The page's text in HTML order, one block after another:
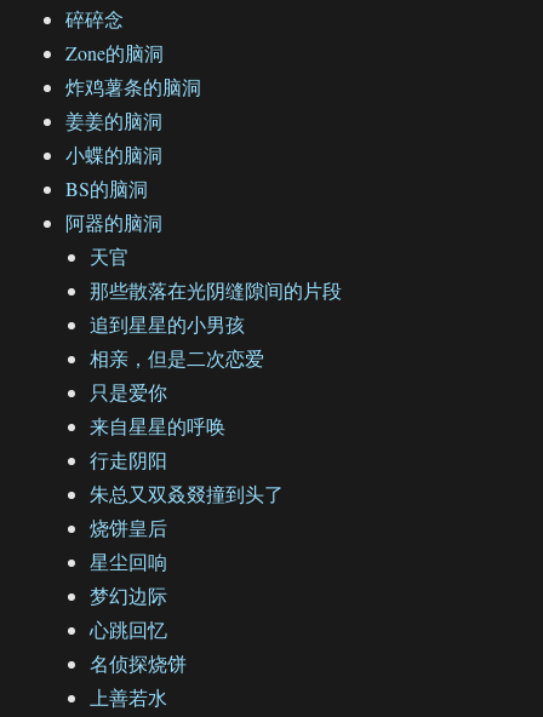
碎碎念
Zone的脑洞
炸鸡薯条的脑洞
姜姜的脑洞
小蝶的脑洞
BS的脑洞
阿器的脑洞
天官
那些散落在光阴缝隙间的片段
追到星星的小男孩
相亲，但是二次恋爱
只是爱你
来自星星的呼唤
行走阴阳
朱总又双叒叕撞到头了
烧饼皇后
星尘回响
梦幻边际
心跳回忆
名侦探烧饼
上善若水